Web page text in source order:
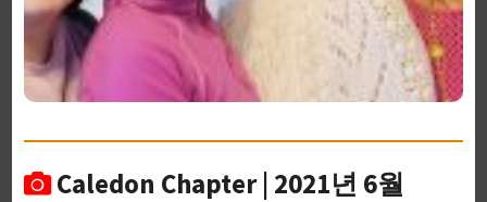
Caledon Chapter | 2021년 6월